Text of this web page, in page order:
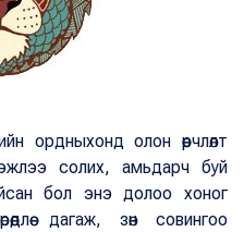
ордныхонд олон өөрчлөлт
солих, амьдарч буй
байсан бол энэ долоо хоног
дагаж, зөн совингоо